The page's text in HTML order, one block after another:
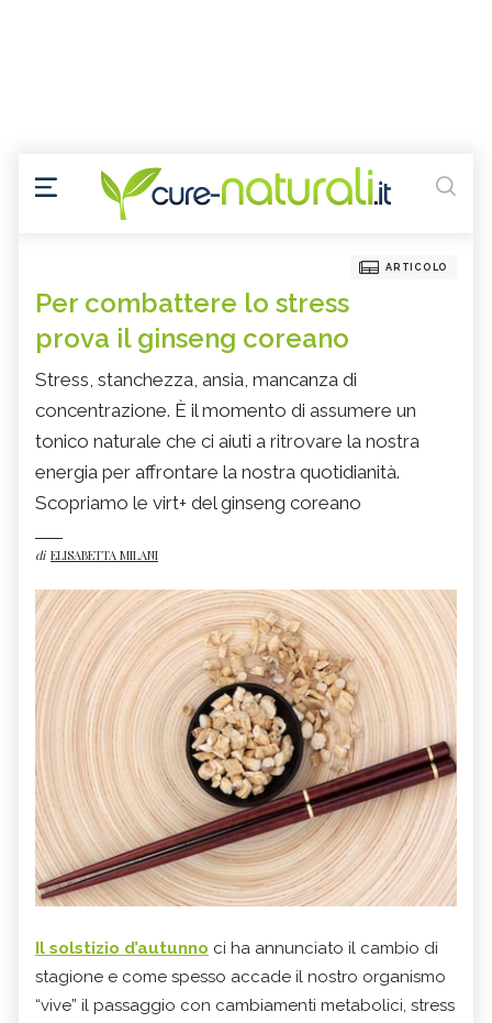
ARTICOLO
Per combattere lo stress
prova il ginseng coreano
Stress, stanchezza, ansia, mancanza di
concentrazione. È il momento di assumere un
tonico naturale che ci aiuti a ritrovare la nostra
energia per affrontare la nostra quotidianità.
Scopriamo le virt+ del ginseng coreano
di ELISABETTA MILANI
Il solstizio d’autunno ci ha annunciato il cambio di
stagione e come spesso accade il nostro organismo
“vive” il passaggio con cambiamenti metabolici, stress